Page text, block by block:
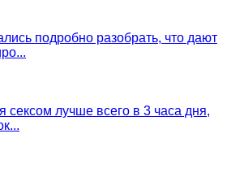
подробно разобрать, что дают
сексом лучше всего в 3 часа дня,